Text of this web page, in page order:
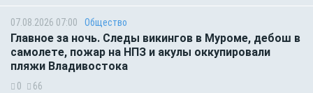
07.08.2026 07:00 Общество
Главное за ночь. Следы викингов в Муроме, дебош в
самолете, пожар на НПЗ и акулы оккупировали
пляжи Владивостока
0 66